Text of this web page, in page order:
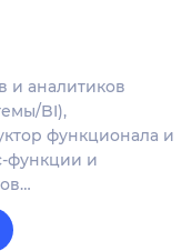
и аналитиков
BI),
функционала и
функции и